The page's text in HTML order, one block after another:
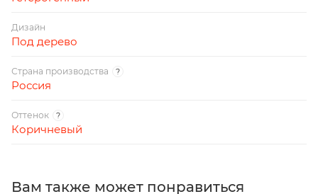
Дизайн
Под дерево
Страна производства ?
Россия
Оттенок ?
Коричневый
Вам также может понравиться